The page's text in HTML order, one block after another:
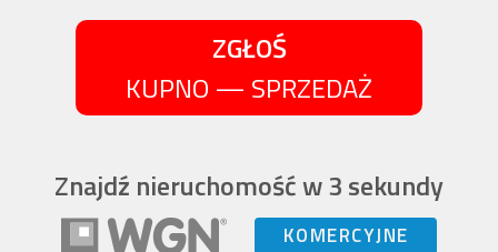
ZGŁOŚ
KUPNO — SPRZEDAŻ
Znajdź nieruchomość w 3 sekundy
KOMERCYJNE